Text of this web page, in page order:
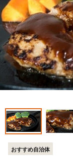
おすすめ自治体